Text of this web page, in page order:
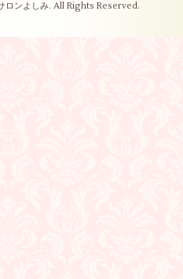
ロンよしみ. All Rights Reserved.